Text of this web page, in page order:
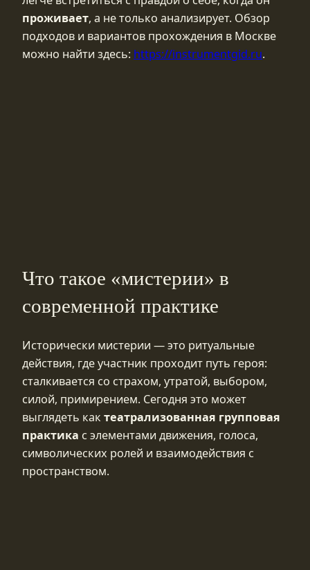
проживает, а не только анализирует. Обзор
подходов и вариантов прохождения в Москве
можно найти здесь: https://instrumentgid.ru.
Что такое «мистерии» в
современной практике
Исторически мистерии — это ритуальные
действия, где участник проходит путь героя:
сталкивается со страхом, утратой, выбором,
силой, примирением. Сегодня это может
выглядеть как театрализованная групповая
практика с элементами движения, голоса,
символических ролей и взаимодействия с
пространством.